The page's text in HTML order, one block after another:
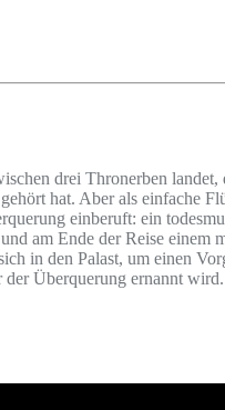
drei Thronerben
hat. Aber als einfache
einberuft: ein
am Ende der Reise einem
in den Palast, um einen
Überquerung ernannt